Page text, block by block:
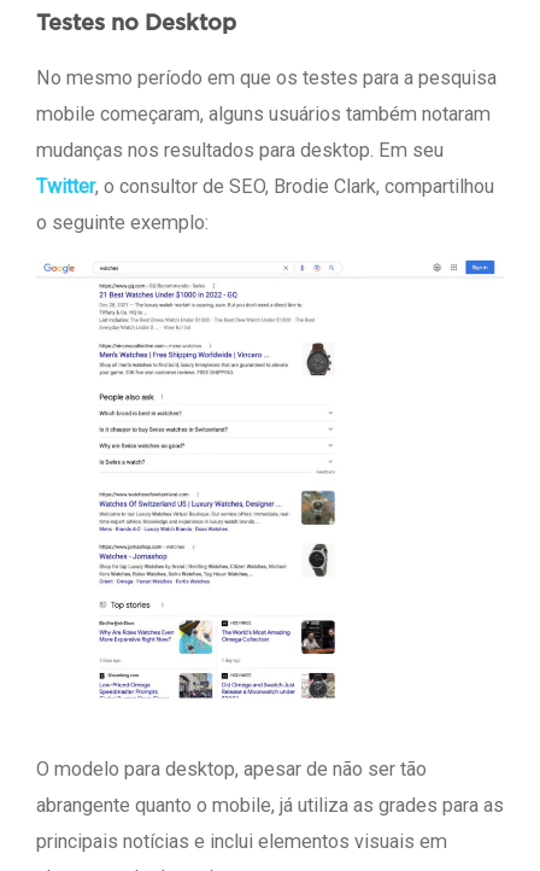
Testes no Desktop
No mesmo período em que os testes para a pesquisa
mobile começaram, alguns usuários também notaram
mudanças nos resultados para desktop. Em seu
Twitter, o consultor de SEO, Brodie Clark, compartilhou
o seguinte exemplo:
O modelo para desktop, apesar de não ser tão
abrangente quanto o mobile, já utiliza as grades para as
principais notícias e inclui elementos visuais em